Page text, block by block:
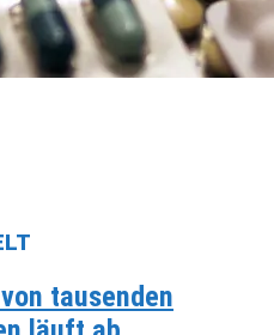
tausenden